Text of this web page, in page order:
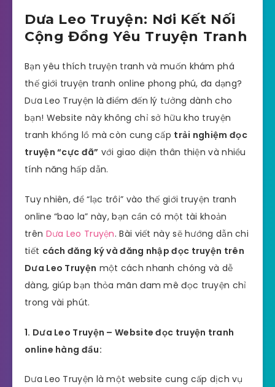
Dưa Leo Truyện: Nơi Kết Nối
Cộng Đồng Yêu Truyện Tranh
Bạn yêu thích truyện tranh và muốn khám phá
thế giới truyện tranh online phong phú, đa dạng?
Dưa Leo Truyện là điểm đến lý tưởng dành cho
bạn! Website này không chỉ sở hữu kho truyện
tranh khổng lồ mà còn cung cấp trải nghiệm đọc
truyện “cực đã” với giao diện thân thiện và nhiều
tính năng hấp dẫn.
Tuy nhiên, để “lạc trôi” vào thế giới truyện tranh
online “bao la” này, bạn cần có một tài khoản
trên Dưa Leo Truyện. Bài viết này sẽ hướng dẫn chi
tiết cách đăng ký và đăng nhập đọc truyện trên
Dưa Leo Truyện một cách nhanh chóng và dễ
dàng, giúp bạn thỏa mãn đam mê đọc truyện chỉ
trong vài phút.
1. Dưa Leo Truyện – Website đọc truyện tranh
online hàng đầu:
Dưa Leo Truyện là một website cung cấp dịch vụ